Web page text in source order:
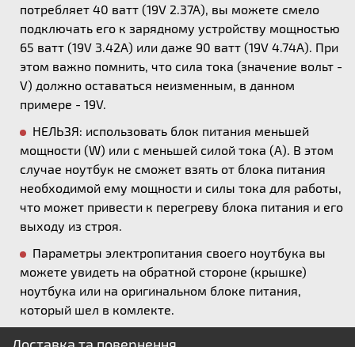
потребляет 40 ватт (19V 2.37A), вы можете смело
подключать его к зарядному устройству мощностью
65 ватт (19V 3.42A) или даже 90 ватт (19V 4.74A). При
этом важно помнить, что сила тока (значение вольт -
V) должно оставаться неизменным, в данном
примере - 19V.
НЕЛЬЗЯ: использовать блок питания меньшей
мощности (W) или с меньшей силой тока (А). В этом
случае ноутбук не сможет взять от блока питания
необходимой ему мощности и силы тока для работы,
что может привести к перегреву блока питания и его
выходу из строя.
Параметры электропитания своего ноутбука вы
можете увидеть на обратной стороне (крышке)
ноутбука или на оригинальном блоке питания,
который шел в комлекте.